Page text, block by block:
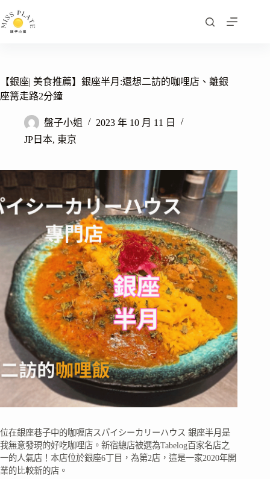
至
容【銀座| 美食推薦】銀座半月:還想二訪的咖哩店、離銀
座篝走路2分鐘
盤子小姐
2023 年 10 月 11 日
JP日本, 東京
位在銀座巷子中的咖喱店スパイシーカリーハウス 銀座半月是
我無意發現的好吃咖哩店。新宿總店被選為Tabelog百家名店之
一的人氣店！本店位於銀座6丁目，為第2店，這是一家2020年開
業的比較新的店。